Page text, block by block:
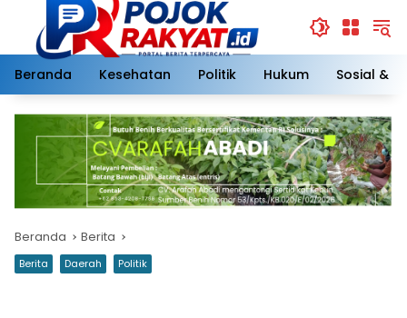
Langsung
konten
Beranda
Kesehatan Politik Hukum Sosial &
Beranda Berita
Berita Daerah Politik